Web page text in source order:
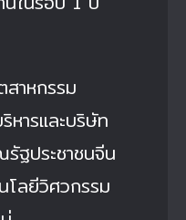
าหกรรม
ารและบริษัท
ฐประชาชนจีน
โลยีวิศวกรรม